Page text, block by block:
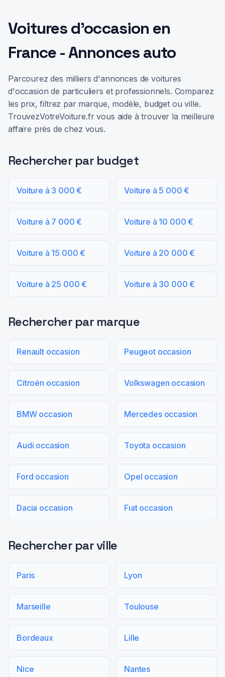
Voitures d'occasion en
France - Annonces auto
Parcourez des milliers d'annonces de voitures
d'occasion de particuliers et professionnels. Comparez
les prix, filtrez par marque, modèle, budget ou ville.
TrouvezVotreVoiture.fr vous aide à trouver la meilleure
affaire près de chez vous.
Rechercher par budget
Voiture à 3 000 € Voiture à 5 000 €
Voiture à 7 000 € Voiture à 10 000 €
Voiture à 15 000 € Voiture à 20 000 €
Voiture à 25 000 € Voiture à 30 000 €
Rechercher par marque
Renault occasion Peugeot occasion
Citroën occasion Volkswagen occasion
BMW occasion Mercedes occasion
Audi occasion Toyota occasion
Ford occasion Opel occasion
Dacia occasion Fiat occasion
Rechercher par ville
Paris Lyon
Marseille Toulouse
Bordeaux Lille
Nice Nantes